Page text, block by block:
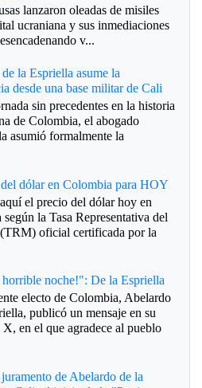
lanzaron oleadas de misiles
ucraniana y sus inmediaciones
v...
la Espriella asume la
desde una base militar de Cali
sin precedentes en la historia
de Colombia, el abogado
asumió formalmente la
dólar en Colombia para HOY
el precio del dólar hoy en
la Tasa Representativa del
oficial certificada por la
horrible noche!": De la Espriella
electo de Colombia, Abelardo
publicó un mensaje en su
X, en el que agradece al pueblo
de Abelardo de la